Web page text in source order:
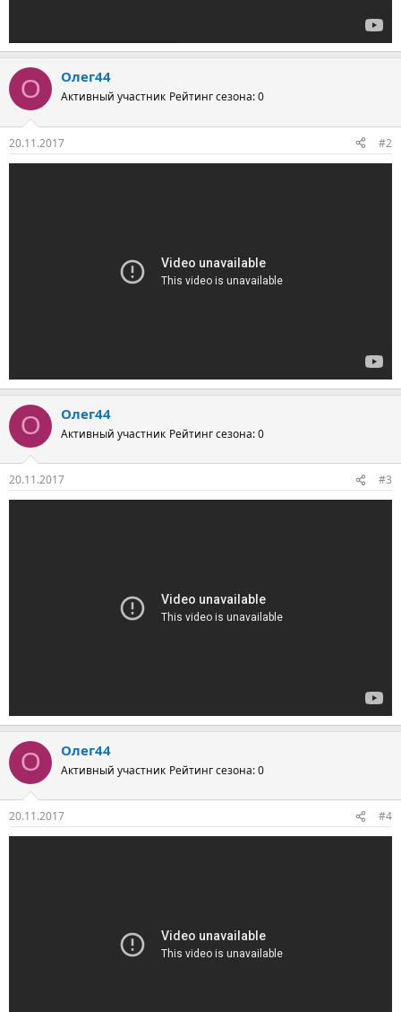
О Олег44
Активный участник Рейтинг сезона: 0
20.11.2017 #2
О Олег44
Активный участник Рейтинг сезона: 0
20.11.2017 #3
О Олег44
Активный участник Рейтинг сезона: 0
20.11.2017 #4